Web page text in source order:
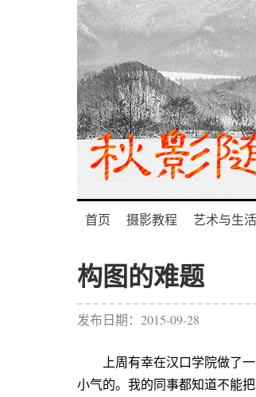
首页 摄影教程 艺术与生活
构图的难题
发布日期：2015-09-28
上周有幸在汉口学院做了
小气的。我的同事都知道不能